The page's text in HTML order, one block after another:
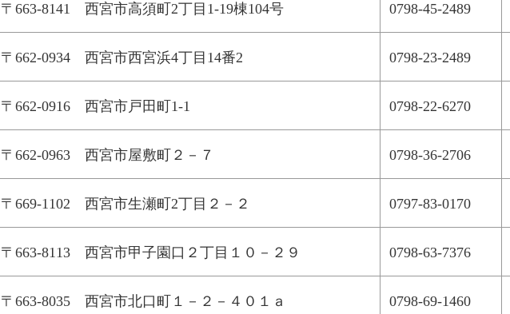
〒663-8141 西宮市高須町2丁目1-19棟104号 0798-45-2489
〒662-0934 西宮市西宮浜4丁目14番2 0798-23-2489
〒662-0916 西宮市戸田町1-1 0798-22-6270
〒662-0963 西宮市屋敷町２－７ 0798-36-2706
〒669-1102 西宮市生瀬町2丁目２－２ 0797-83-0170
〒663-8113 西宮市甲子園口２丁目１０－２９ 0798-63-7376
〒663-8035 西宮市北口町１－２－４０１ａ 0798-69-1460